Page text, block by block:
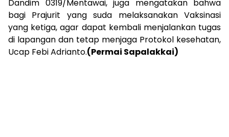
Dandim 0319/Mentawai, juga mengatakan bahwa
bagi Prajurit yang suda melaksanakan Vaksinasi
yang ketiga, agar dapat kembali menjalankan tugas
di lapangan dan tetap menjaga Protokol kesehatan,
Ucap Febi Adrianto.(Permai Sapalakkai)